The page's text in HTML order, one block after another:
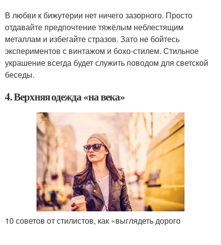
В любви к бижутерии нет ничего зазорного. Просто
отдавайте предпочтение тяжёлым неблестящим
металлам и избегайте стразов. Зато не бойтесь
экспериментов с винтажом и бохо-стилем. Стильное
украшение всегда будет служить поводом для светской
беседы.
4. Верхняя одежда «на века»
10 советов от стилистов, как «выглядеть дорого